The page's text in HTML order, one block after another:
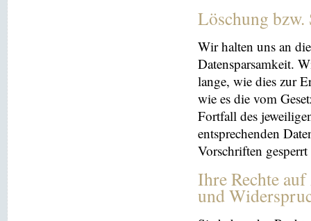
Löschung
Wir halten uns an
Datensparsamkeit.
lange, wie dies zur
wie es die vom
Fortfall des
entsprechenden
Vorschriften
Ihre Rechte
und